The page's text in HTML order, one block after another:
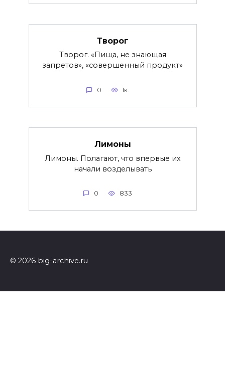
Творог
Творог. «Пища, не знающая
запретов», «совершенный продукт»
0 1к.
Лимоны
Лимоны. Полагают, что впервые их
начали возделывать
0 833
© 2026 big-archive.ru